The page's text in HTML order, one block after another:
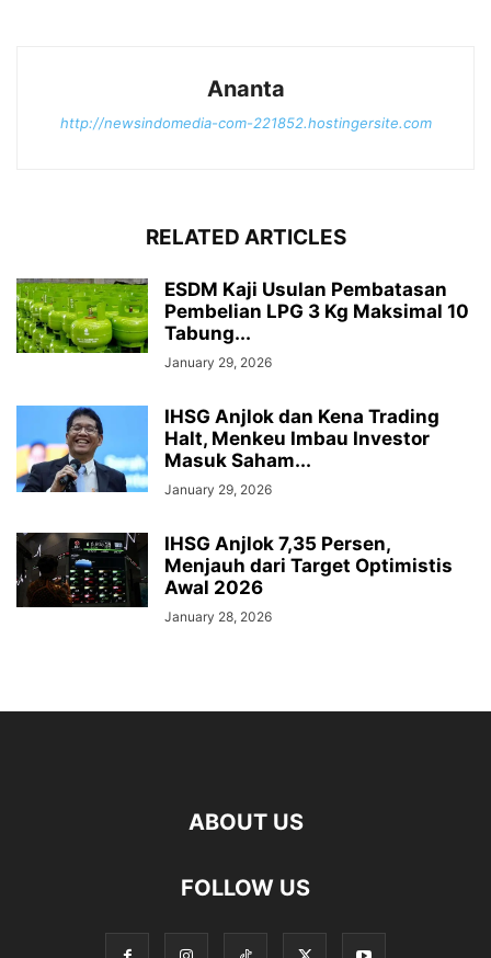
Ananta
http://newsindomedia-com-221852.hostingersite.com
RELATED ARTICLES
ESDM Kaji Usulan Pembatasan
Pembelian LPG 3 Kg Maksimal 10
Tabung...
January 29, 2026
IHSG Anjlok dan Kena Trading
Halt, Menkeu Imbau Investor
Masuk Saham...
January 29, 2026
IHSG Anjlok 7,35 Persen,
Menjauh dari Target Optimistis
Awal 2026
January 28, 2026
ABOUT US
FOLLOW US